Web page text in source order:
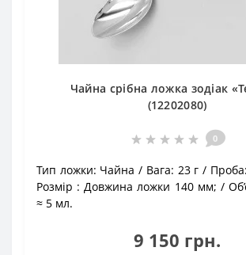
Чайна срібна ложка зодіак
(12202080)
0
Тип ложки: Чайна Вага: 23 г Проба:
Розмір : Довжина ложки 140 мм;
≈ 5 мл.
9 150 грн.